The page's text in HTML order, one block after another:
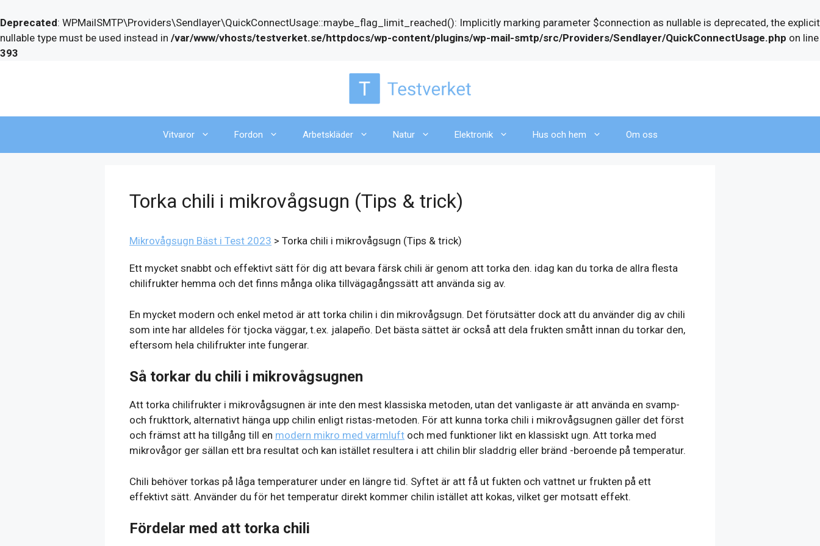
Deprecated: WPMailSMTP\Providers\Sendlayer\QuickConnectUsage::maybe_flag_limit_reached(): Implicitly marking parameter $connection as nullable is deprecated, the explicit
nullable type must be used instead in /var/www/vhosts/testverket.se/httpdocs/wp-content/plugins/wp-mail-smtp/src/Providers/Sendlayer/QuickConnectUsage.php on line
393
Vitvaror Fordon Arbetskläder Natur Elektronik Hus och hem Om oss
Torka chili i mikrovågsugn (Tips & trick)
Mikrovågsugn Bäst i Test 2023 > Torka chili i mikrovågsugn (Tips & trick)
Ett mycket snabbt och effektivt sätt för dig att bevara färsk chili är genom att torka den. idag kan du torka de allra flesta
chilifrukter hemma och det finns många olika tillvägagångssätt att använda sig av.
En mycket modern och enkel metod är att torka chilin i din mikrovågsugn. Det förutsätter dock att du använder dig av chili
som inte har alldeles för tjocka väggar, t.ex. jalapeño. Det bästa sättet är också att dela frukten smått innan du torkar den,
eftersom hela chilifrukter inte fungerar.
Så torkar du chili i mikrovågsugnen
Att torka chilifrukter i mikrovågsugnen är inte den mest klassiska metoden, utan det vanligaste är att använda en svamp-
och frukttork, alternativt hänga upp chilin enligt ristas-metoden. För att kunna torka chili i mikrovågsugnen gäller det först
och främst att ha tillgång till en modern mikro med varmluft och med funktioner likt en klassiskt ugn. Att torka med
mikrovågor ger sällan ett bra resultat och kan istället resultera i att chilin blir sladdrig eller bränd -beroende på temperatur.
Chili behöver torkas på låga temperaturer under en längre tid. Syftet är att få ut fukten och vattnet ur frukten på ett
effektivt sätt. Använder du för het temperatur direkt kommer chilin istället att kokas, vilket ger motsatt effekt.
Fördelar med att torka chili